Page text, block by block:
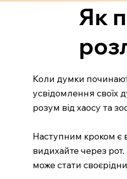
Як
Коли думки
усвідомлення своїх
розум від хаосу та
Наступним кроком є
видихайте через
може стати